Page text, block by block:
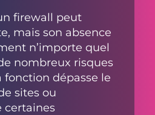
firewall peut
mais son absence
n’importe quel
nombreux risques
fonction dépasse le
sites ou
certaines